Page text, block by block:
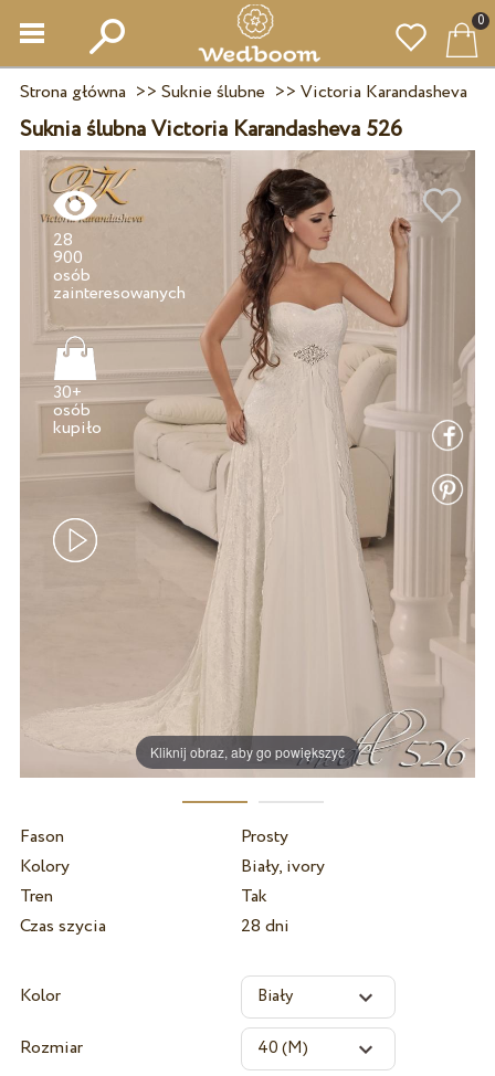
0
Strona główna >> Suknie ślubne >> Victoria Karandasheva
Suknia ślubna Victoria Karandasheva 526
Kliknij obraz, aby go powiększyć
28
900
osób
30+
osób
Fason
Prosty
Kolory
Biały, ivory
Tren
Tak
Czas szycia
28 dni
Kolor
Rozmiar